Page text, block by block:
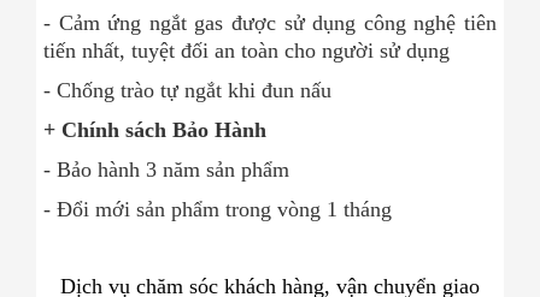
- Cảm ứng ngắt gas được sử dụng công nghệ tiên
tiến nhất, tuyệt đối an toàn cho người sử dụng
- Chống trào tự ngắt khi đun nấu
+ Chính sách Bảo Hành
- Bảo hành 3 năm sản phẩm
- Đổi mới sản phẩm trong vòng 1 tháng
Dịch vụ chăm sóc khách hàng, vận chuyển giao